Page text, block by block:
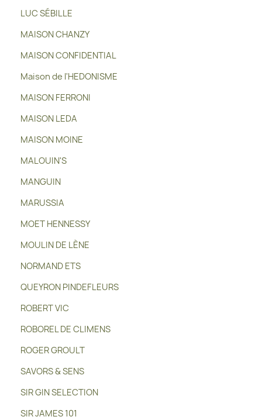
LUC SÉBILLE
MAISON CHANZY
MAISON CONFIDENTIAL
Maison de l'HEDONISME
MAISON FERRONI
MAISON LEDA
MAISON MOINE
MALOUIN'S
MANGUIN
MARUSSIA
MOET HENNESSY
MOULIN DE LÈNE
NORMAND ETS
QUEYRON PINDEFLEURS
ROBERT VIC
ROBOREL DE CLIMENS
ROGER GROULT
SAVORS & SENS
SIR GIN SELECTION
SIR JAMES 101